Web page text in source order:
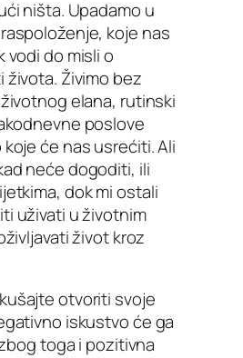
ništa. Upadamo u
koje nas
vodi do misli o
Živimo bez
elana, rutinski
poslove
će nas usrećiti. Ali
neće dogoditi, ili
dok mi ostali
uživati u životnim
život kroz
otvoriti svoje
iskustvo će ga
toga i pozitivna